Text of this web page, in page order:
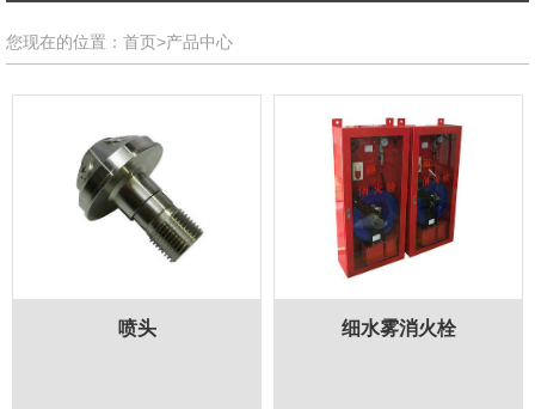
您现在的位置： 首页>产品中心
喷头 细水雾消火栓